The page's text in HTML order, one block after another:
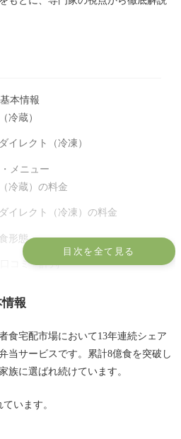
目次を全て見る
本情報
冷蔵）
イレクト（冷凍）
メニュー
冷蔵）の料金
イレクト（冷凍）の料金
形態
コミ・評判
なる
ス（見守りオプション）が充実
ブル
いう口コミ
という口コミ
報
食宅配市場において13年連続シェア
当サービスです。累計8億食を突破し
族に選ばれ続けています。
います。